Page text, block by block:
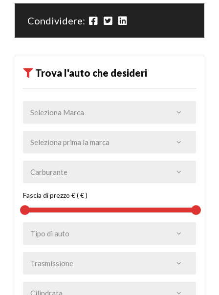
Condividere:
Trova l'auto che desideri
Fascia di prezzo € ( € )